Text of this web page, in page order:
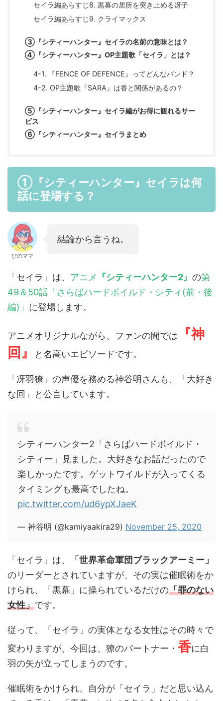
セイラ編あらすじ8. 黒幕の居所を突き止める冴子
セイラ編あらすじ9. クライマックス
③『シティーハンター』セイラの名前の意味とは？
④『シティーハンター』OP主題歌「セイラ」とは？
4-1. 『FENCE OF DEFENCE』ってどんなバンド？
4-2. OP主題歌『SARA』は香と関係があるの？
⑤『シティーハンター』セイラ編がお得に観れるサー
ビス
⑥『シティーハンター』セイラまとめ
①『シティーハンター』セイラは何
話に登場する？
ぴのママ
結論から言うね。
「セイラ」は、 アニメ 『シティーハンター2』 の第
49＆50話「さらばハードボイルド・シティ(前・後
編)」 に登場します。
アニメオリジナルながら、ファンの間では
『神
回』
と名高いエピソードです。
「冴羽獠」の声優を務める神谷明さんも、「大好き
な回」と公言しています。
シティーハンター2「さらばハードボイルド・
シティー」見ました。大好きなお話だったので
楽しかったです。ゲットワイルドが入ってくる
タイミングも最高でしたね。
pic.twitter.com/ud6ypXJaeK
— 神谷明 (@kamiyaakira29) November 25, 2020
「セイラ」は、
「世界革命軍団ブラックアーミー」
のリーダーとされていますが、その実は催眠術をか
けられ、「黒幕」に操られているだけの「罪のない
女性」です。
従って、「セイラ」の実体となる女性はその時々で
変わりますが、今回は、獠のパートナー・ 香に白
羽の矢が立ってしまうのです。
催眠術をかけられ、自分が「セイラ」だと思い込ん